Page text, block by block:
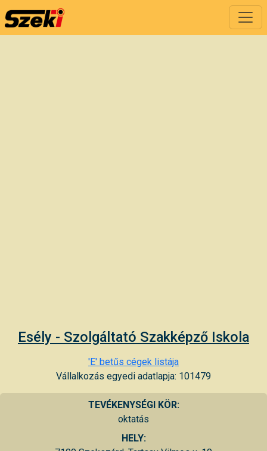
Esély - Szolgáltató Szakképző Iskola
'E' betűs cégek listája
Vállalkozás egyedi adatlapja: 101479
TEVÉKENYSÉGI KÖR:
oktatás
HELY: